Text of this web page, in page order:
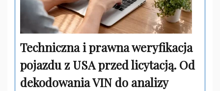
Techniczna i prawna weryfikacja
pojazdu z USA przed licytacją. Od
dekodowania VIN do analizy